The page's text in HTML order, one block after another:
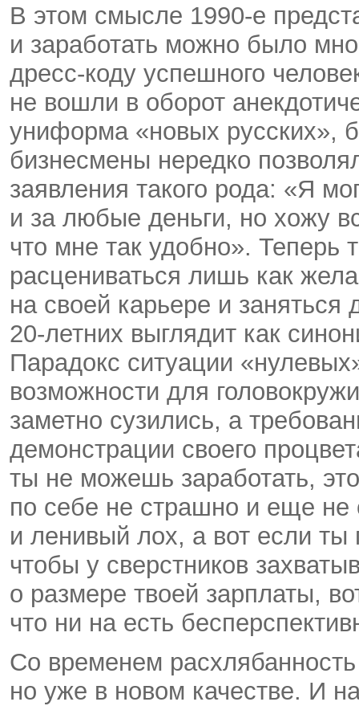
В этом смысле 1990-е
и заработать можно было
дресс-коду успешного
не вошли в оборот
униформа «новых русских»,
бизнесмены нередко
заявления такого рода: «Я
и за любые деньги, но хожу
что мне так удобно». Теперь
расцениваться лишь как
на своей карьере и
20-летних выглядит как
Парадокс ситуации
возможности для
заметно сузились, а
демонстрации своего
ты не можешь заработать,
по себе не страшно и еще не
и ленивый лох, а вот если
чтобы у сверстников
о размере твоей зарплаты,
что ни на есть
Со временем
но уже в новом качестве. И